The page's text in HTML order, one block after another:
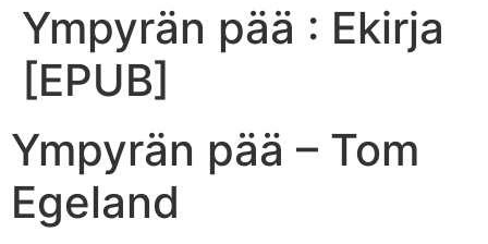
Ympyrän pää : Ekirja
[EPUB]
Ympyrän pää – Tom
Egeland